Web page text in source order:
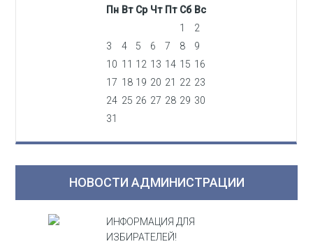
Пн Вт Ср Чт Пт Сб Вс
1
2
3
4 5 6 7 8
9
10 11 12 13 14 15 16
17 18 19 20 21 22 23
24 25 26 27 28 29 30
31
НОВОСТИ АДМИНИСТРАЦИИ
ИНФОРМАЦИЯ ДЛЯ
ИЗБИРАТЕЛЕЙ!